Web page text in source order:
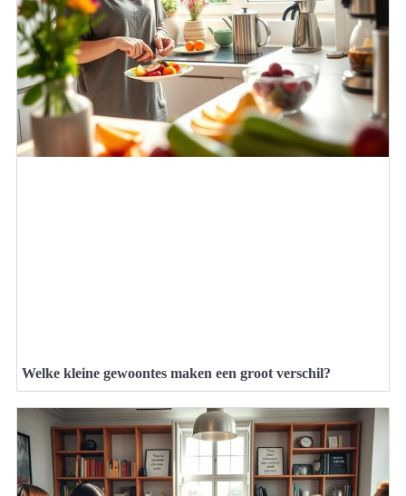
Welke kleine gewoontes maken een groot verschil?